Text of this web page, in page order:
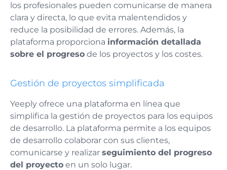
los profesionales pueden comunicarse de manera
clara y directa, lo que evita malentendidos y
reduce la posibilidad de errores. Además, la
plataforma proporciona información detallada
sobre el progreso de los proyectos y los costes.
Gestión de proyectos simplificada
Yeeply ofrece una plataforma en línea que
simplifica la gestión de proyectos para los equipos
de desarrollo. La plataforma permite a los equipos
de desarrollo colaborar con sus clientes,
comunicarse y realizar seguimiento del progreso
del proyecto en un solo lugar.